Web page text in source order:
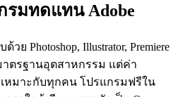
รมทดแทน Adobe
วย Photoshop, Illustrator, Premiere
าตรฐานอุตสาหกรรม แต่ค่า
หมาะกับทุกคน โปรแกรมฟรีใน